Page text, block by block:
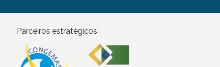
Parceiros estratégicos